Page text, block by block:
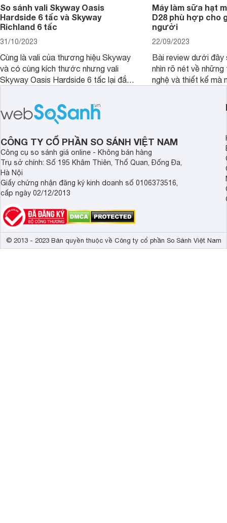
So sánh vali Skyway Oasis
Hardside 6 tấc và Skyway
Richland 6 tấc
31/10/2023
Cùng là vali của thương hiệu Skyway
và có cùng kích thước nhưng vali
Skyway Oasis Hardside 6 tấc lại đắt
triệu đồng.
Máy làm sữa hạt
D28 phù hợp cho
người
22/09/2023
Bài review dưới đây
nhìn rõ nét về những
nghệ và thiết kế mà
thể đưa ra quyết
CÔNG TY CỔ PHẦN SO SÁNH VIỆT NAM
Công cụ so sánh giá online - Không bán hàng
Trụ sở chính: Số 195 Khâm Thiên, Thổ Quan, Đống Đa,
Hà Nội
Giấy chứng nhận đăng ký kinh doanh số 0106373516,
cấp ngày 02/12/2013
© 2013 - 2023 Bản quyền thuộc về Công ty cổ phần So Sánh Việt Nam